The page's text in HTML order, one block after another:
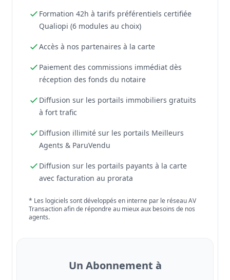
Formation 42h à tarifs préférentiels certifiée
Qualiopi (6 modules au choix)
Accès à nos partenaires à la carte
Paiement des commissions immédiat dès
réception des fonds du notaire
Diffusion sur les portails immobiliers gratuits
à fort trafic
Diffusion illimité sur les portails Meilleurs
Agents & ParuVendu
Diffusion sur les portails payants à la carte
avec facturation au prorata
* Les logiciels sont développés en interne par le réseau AV
Transaction afin de répondre au mieux aux besoins de nos
agents.
Un Abonnement à